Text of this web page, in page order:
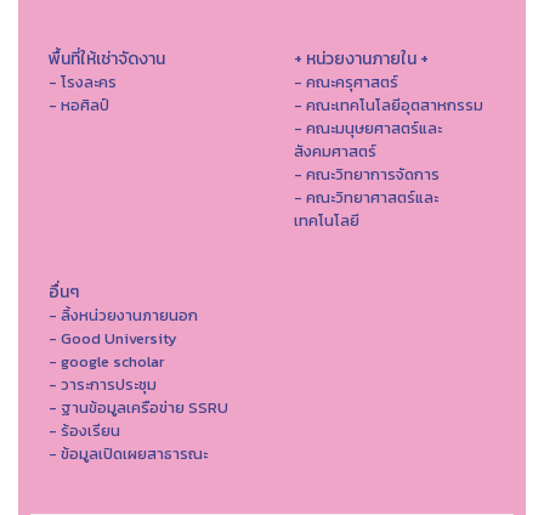
พื้นที่ให้เช่าจัดงาน
- โรงละคร
- หอศิลป์
+ หน่วยงานภายใน +
- คณะครุศาสตร์
- คณะเทคโนโลยีอุตสาหกรรม
- คณะมนุษยศาสตร์และ
สังคมศาสตร์
- คณะวิทยาการจัดการ
- คณะวิทยาศาสตร์และ
เทคโนโลยี
อื่นๆ
- ลิ้งหน่วยงานภายนอก
- Good University
- google scholar
- วาระการประชุม
- ฐานข้อมูลเครือข่าย SSRU
- ร้องเรียน
- ข้อมูลเปิดเผยสาธารณะ